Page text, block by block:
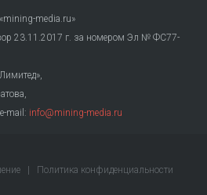
media.ru»
23.11.2017 г. за номером Эл № ФС77-
mail: info@mining-media.ru
Политика конфиденциальности